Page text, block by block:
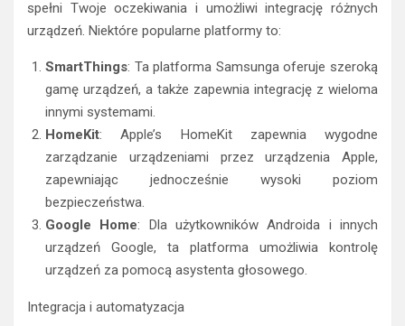
spełni Twoje oczekiwania i umożliwi integrację różnych
urządzeń. Niektóre popularne platformy to:
SmartThings: Ta platforma Samsunga oferuje szeroką
gamę urządzeń, a także zapewnia integrację z wieloma
innymi systemami.
HomeKit: Apple’s HomeKit zapewnia wygodne
zarządzanie urządzeniami przez urządzenia Apple,
zapewniając jednocześnie wysoki poziom
bezpieczeństwa.
Google Home: Dla użytkowników Androida i innych
urządzeń Google, ta platforma umożliwia kontrolę
urządzeń za pomocą asystenta głosowego.
Integracja i automatyzacja